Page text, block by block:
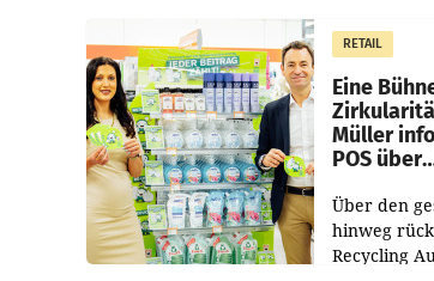
von 3,8
dem
RETAIL
Eine
Müller
POS über
Über den
hinweg
Recycling